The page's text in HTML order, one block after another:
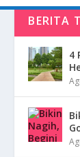
BERITA
4